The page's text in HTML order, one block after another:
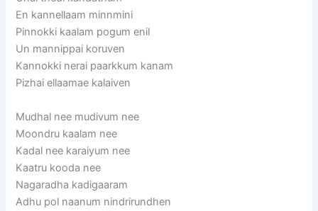
En kannellaam minnmini
Pinnokki kaalam pogum enil
Un mannippai koruven
Kannokki nerai paarkkum kanam
Pizhai ellaamae kalaiven
Mudhal nee mudivum nee
Moondru kaalam nee
Kadal nee karaiyum nee
Kaatru kooda nee
Nagaradha kadigaaram
Adhu pol naanum nindrirundhen